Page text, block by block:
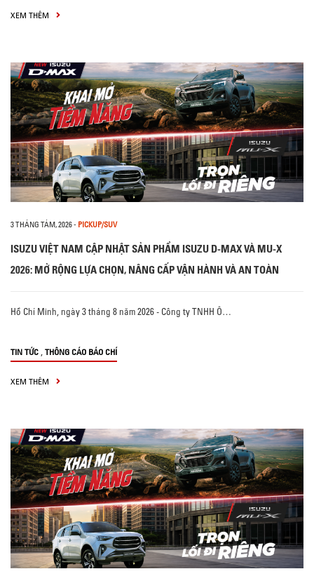
XEM THÊM
3 THÁNG TÁM, 2026- PICKUP/SUV
ISUZU VIỆT NAM CẬP NHẬT SẢN PHẨM ISUZU D-MAX VÀ MU-X
2026: MỞ RỘNG LỰA CHỌN, NÂNG CẤP VẬN HÀNH VÀ AN TOÀN
Hồ Chí Minh, ngày 3 tháng 8 năm 2026 - Công ty TNHH Ô…
TIN TỨC , THÔNG CÁO BÁO CHÍ
XEM THÊM